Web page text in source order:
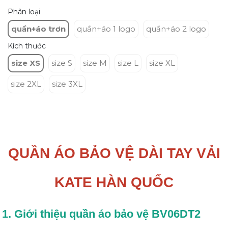
Phân loại
quần+áo trơn quần+áo 1 logo quần+áo 2 logo
Kích thước
size XS size S size M size L size XL
size 2XL size 3XL
QUẦN ÁO BẢO VỆ DÀI TAY VẢI
KATE HÀN QUỐC
1. Giới thiệu quần áo bảo vệ BV06DT2